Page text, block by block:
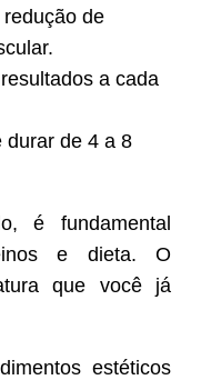
de
a cada
durar de 4 a 8
é fundamental
e dieta. O
que você já
estéticos